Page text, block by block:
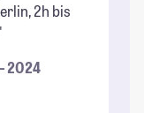
2h bis
2024